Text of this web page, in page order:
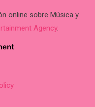
online sobre Música y
Agency.